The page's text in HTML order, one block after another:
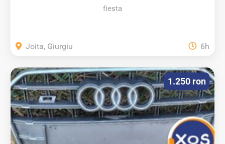
fiesta
Joita, Giurgiu 6h
1.250 ron